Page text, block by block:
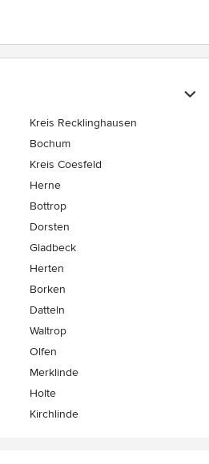
Kreis Recklinghausen
Bochum
Kreis Coesfeld
Herne
Bottrop
Dorsten
Gladbeck
Herten
Borken
Datteln
Waltrop
Olfen
Merklinde
Holte
Kirchlinde